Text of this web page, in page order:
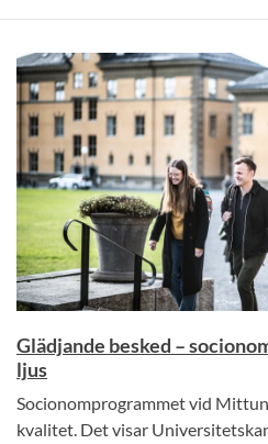
Glädjande besked –
ljus
Socionomprogrammet vid
kvalitet. Det visar